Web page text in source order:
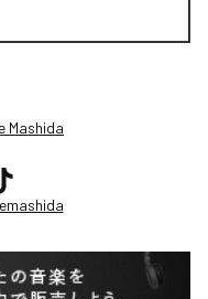
Mashida